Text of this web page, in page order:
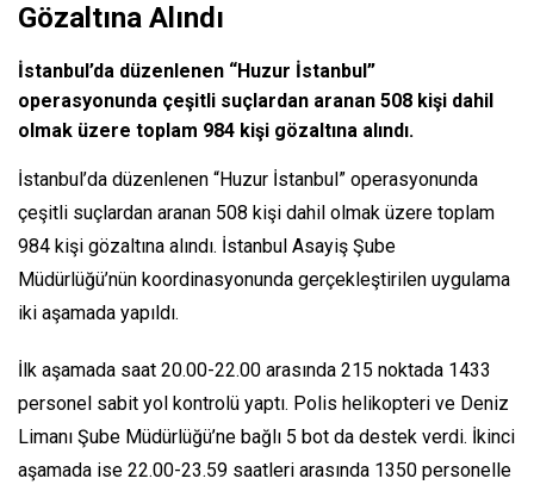
Gözaltına Alındı
İstanbul’da düzenlenen “Huzur İstanbul”
operasyonunda çeşitli suçlardan aranan 508 kişi dahil
olmak üzere toplam 984 kişi gözaltına alındı.
İstanbul’da düzenlenen “Huzur İstanbul” operasyonunda
çeşitli suçlardan aranan 508 kişi dahil olmak üzere toplam
984 kişi gözaltına alındı. İstanbul Asayiş Şube
Müdürlüğü’nün koordinasyonunda gerçekleştirilen uygulama
iki aşamada yapıldı.
İlk aşamada saat 20.00-22.00 arasında 215 noktada 1433
personel sabit yol kontrolü yaptı. Polis helikopteri ve Deniz
Limanı Şube Müdürlüğü’ne bağlı 5 bot da destek verdi. İkinci
aşamada ise 22.00-23.59 saatleri arasında 1350 personelle